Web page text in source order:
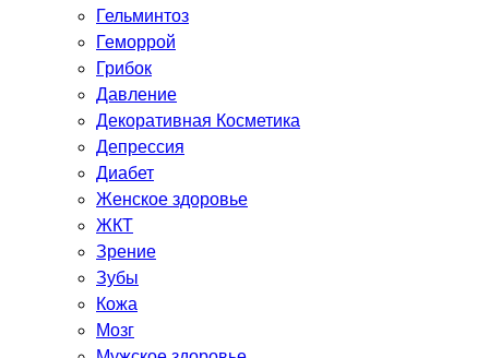
Гельминтоз
Геморрой
Грибок
Давление
Декоративная Косметика
Депрессия
Диабет
Женское здоровье
ЖКТ
Зрение
Зубы
Кожа
Мозг